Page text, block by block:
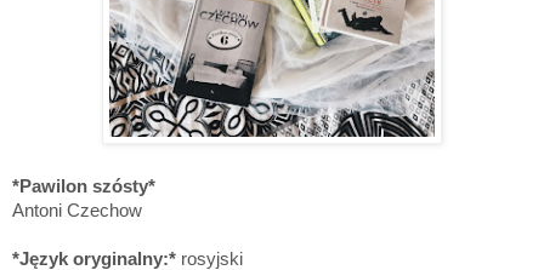
*Pawilon szósty*
Antoni Czechow
*Język oryginalny:* rosyjski